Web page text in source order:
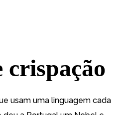
crispação
usam uma linguagem cada